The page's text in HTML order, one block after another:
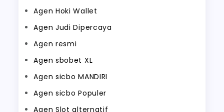
Agen Hoki Wallet
Agen Judi Dipercaya
Agen resmi
Agen sbobet XL
Agen sicbo MANDIRI
Agen sicbo Populer
Agen Slot alternatif